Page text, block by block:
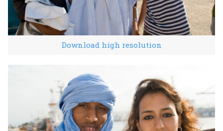
Download high resolution